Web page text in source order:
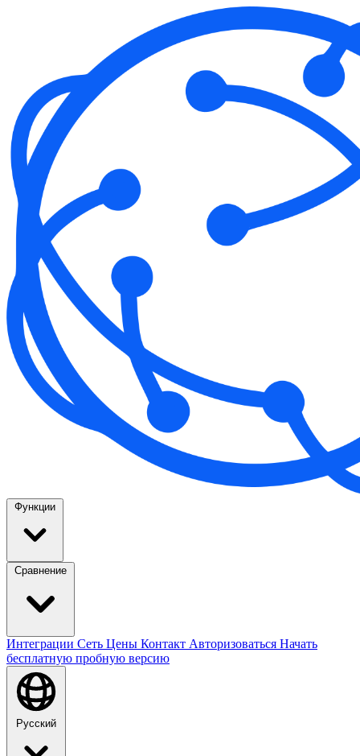
Функции
Сравнение
Интеграции Сеть Цены Контакт Авторизоваться Начать
бесплатную пробную версию
Русский